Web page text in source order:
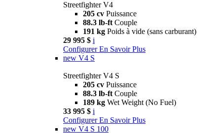
Streetfighter V4
205 cv Puissance
88.3 lb-ft Couple
191 kg Poids à vide (sans carburant)
29 995 $ i
Configurer En Savoir Plus
new V4 S
Streetfighter V4 S
205 cv Puissance
88.3 lb-ft Couple
189 kg Wet Weight (No Fuel)
33 995 $ i
Configurer En Savoir Plus
new V4 S 100